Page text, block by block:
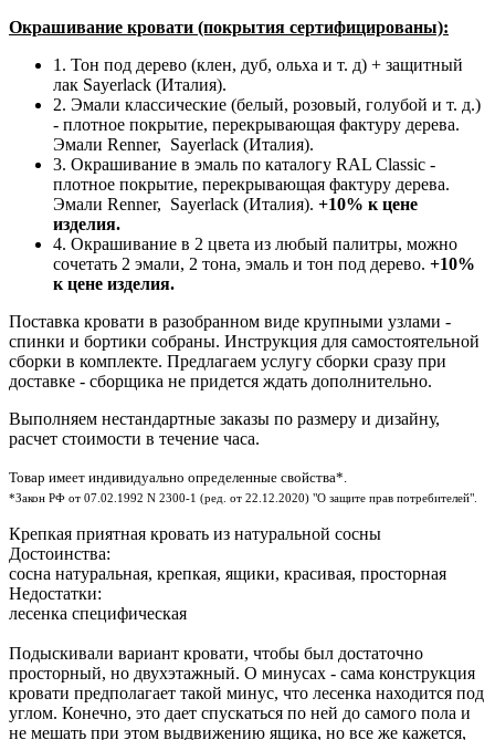
Окрашивание кровати (покрытия сертифицированы):
1. Тон под дерево (клен, дуб, ольха и т. д) + защитный
лак Sayerlack (Италия).
2. Эмали классические (белый, розовый, голубой и т. д.)
- плотное покрытие, перекрывающая фактуру дерева.
Эмали Renner, Sayerlack (Италия).
3. Окрашивание в эмаль по каталогу RAL Classic -
плотное покрытие, перекрывающая фактуру дерева.
Эмали Renner, Sayerlack (Италия). +10% к цене
изделия.
4. Окрашивание в 2 цвета из любый палитры, можно
сочетать 2 эмали, 2 тона, эмаль и тон под дерево. +10%
к цене изделия.
Поставка кровати в разобранном виде крупными узлами -
спинки и бортики собраны. Инструкция для самостоятельной
сборки в комплекте. Предлагаем услугу сборки сразу при
доставке - сборщика не придется ждать дополнительно.
Выполняем нестандартные заказы по размеру и дизайну,
расчет стоимости в течение часа.
Товар имеет индивидуально определенные свойства*.
*Закон РФ от 07.02.1992 N 2300-1 (ред. от 22.12.2020) "О защите прав потребителей".
Крепкая приятная кровать из натуральной сосны
Достоинства:
сосна натуральная, крепкая, ящики, красивая, просторная
Недостатки:
лесенка специфическая
Подыскивали вариант кровати, чтобы был достаточно
просторный, но двухэтажный. О минусах - сама конструкция
кровати предполагает такой минус, что лесенка находится под
углом. Конечно, это дает спускаться по ней до самого пола и
не мешать при этом выдвижению ящика, но все же кажется,